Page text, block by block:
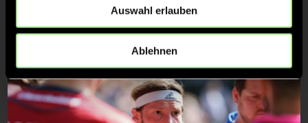
Auswahl erlauben
Ablehnen